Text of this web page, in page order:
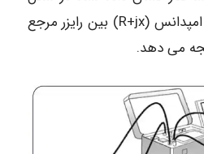
(3) مشخصات کاملی از امپدانس (R+jx) بین رایزر مرجع
می دهد.